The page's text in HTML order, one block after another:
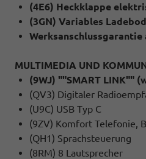
(4E6) Heckklappe
(3GN) Variables
Werksanschlussgarantie
MULTIMEDIA UND
(9WJ) ""SMART LINK""
(QV3) Digitaler
(U9C) USB Typ C
(9ZV) Komfort Telefonie,
(QH1) Sprachsteuerung
(8RM) 8 Lautsprecher